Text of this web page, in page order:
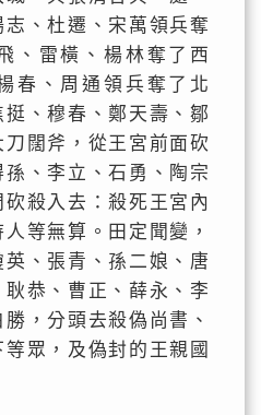
、杜遷、宋萬領兵奪
、雷橫、楊林奪了西
春、周通領兵奪了北
、穆春、鄭天壽、鄒
闊斧，從王宮前面砍
、李立、石勇、陶宗
殺入去：殺死王宮內
等無算。田定聞變，
、張青、孫二娘、唐
恭、曹正、薛永、李
，分頭去殺偽尚書、
眾，及偽封的王親國